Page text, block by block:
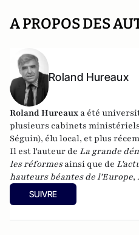
A PROPOS DES
Roland Hureaux
Roland Hureaux a été
plusieurs cabinets
Séguin), élu local, et plus
Il est l'auteur de La grande
les réformes ainsi que de
hauteurs béantes de l'Europe,
et gnostiques des origines à
SUIVRE